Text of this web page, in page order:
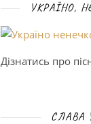
УКРАЇНО,
Дізнатись про
СЛАВА